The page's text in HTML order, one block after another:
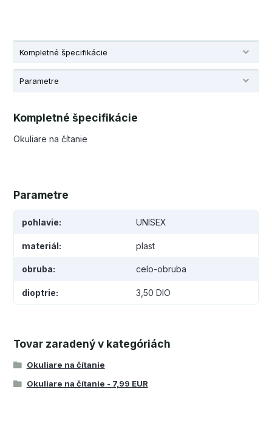
Kompletné špecifikácie
Parametre
Kompletné špecifikácie
Okuliare na čítanie
Parametre
pohlavie UNISEX
materiál plast
obruba celo-obruba
dioptrie 3,50 DIO
Tovar zaradený v kategóriách
Okuliare na čítanie
Okuliare na čítanie - 7,99 EUR